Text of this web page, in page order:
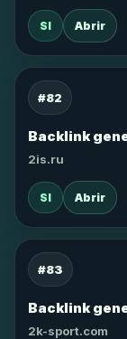
SI Abrir
#82
Backlink
2is.ru
SI Abrir
#83
Backlink
2k-sport.com